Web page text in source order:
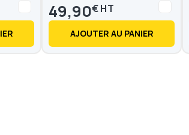
49,90€
AJOUTER AU PANIER